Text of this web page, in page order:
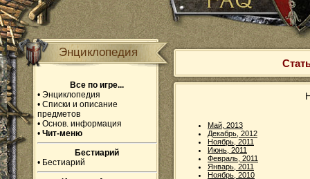
Энциклопедия
Все по игре...
• Энциклопедия
• Списки и описание
предметов
• Основ. информация
• Чит-меню
Бестиарий
• Бестиарий
Май, 2013
Декабрь, 2012
Ноябрь, 2011
Июнь, 2011
Февраль, 2011
Январь, 2011
Ноябрь, 2010